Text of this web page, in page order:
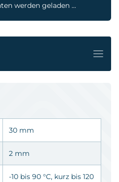
werden geladen ...
30 mm
2 mm
-10 bis 90 °C, kurz bis 120